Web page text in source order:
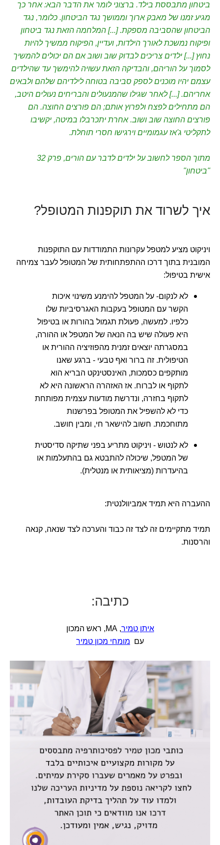
ביטחון מתבססת בילד. ברצוני לומר את הדבר הבא: אחר כך
מגיע זמנו של מאבק ארוך וממושך נגד הביטחון. כלומר, נגד
הביטחון שהסביבה מספקת. [...] המלחמה הזאת נגד ביטחון
ופיקוח נמשכת לאורך הילדות, ועדיין, הפיקוח ממשיך להיות
נחוץ [...] ילדים צריכים לבדוק שוב ושוב אם הם יכולים להמשיך
לסמוך על הוריהם, והבדיקה הזאת עשויה להימשך עד שהילדים
עצמם יהיו מוכנים לספק סביבה בטוחה לילדיהם שלהם ולבאים
אחריהם. [...] לאחר שגילו שהמנעולים והבריחים נעולים היטב,
הם מתחילים לפצח ולפרוץ אותם; הם פורצים החוצה. הם
פורצים החוצה שוב ושוב. אחרת יתכרבלו במיטה, יקשיבו
לתקליטי ג'אז עגמומיים וירגישו חסרי תוחלת.
מתוך הספר לחשוב על ילדים לדבר עם הורים, פרק 32
"ביטחון"
איך לשרוד את תוקפנות המטופל?
ויניקוט מציע למטפל עקרונות התמודדות עם התוקפנות
המובנית בתוך דרכו ההתפתחותית של המטופל לעבר צמיחה
אישית בטיפול:
לא לנקום- על המטפל להימנע משינוי איכות
הקשר עם המטופל בעקבות האגרסיביות שלו
כלפיו. למעשה, פעולת תגמול בהורות או בטיפול
היא פעולה שיש בה הנאה של המטפל או ההורה,
במסגרתה יוצאים זמנית מהפוזיציה ההורית או
הטיפולית. זה ברור ואף טבעי - ברגע שאנו
מותקפים כסמכות, האינסטינקט הבריא הוא
לתקוף או לברוח. אז האזהרה הראשונה היא לא
לתקוף בחזרה, ונדרשת מודעות עצמית מפותחת
כדי לא להשפיל את המטופל בפרשנות
מתוחכמת. חשוב להישאר חי, ומבין חושב.
לא לנטוש - ויניקוט מתריע בפני שתיקה סדיסטית
של המטפל, שיכולה להתבטא גם בהתעלמות או
בהיעדרות (מציאותית או מנטלית).
ההעברה היא תמיד אמביוולנטית:
תמיד מתקיימים זה לצד זה כבוד והערכה לצד שנאה, קנאה
והרסנות.
כתיבה:
איתן טמיר, MA, ראש המכון
עם מומחי מכון טמיר